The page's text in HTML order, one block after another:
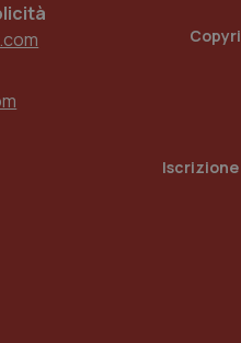
Iscrizione
traccia
del sito web sta
di